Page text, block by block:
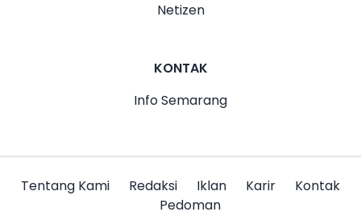
Netizen
KONTAK
Info Semarang
Tentang Kami Redaksi Iklan Karir
Kontak
Pedoman